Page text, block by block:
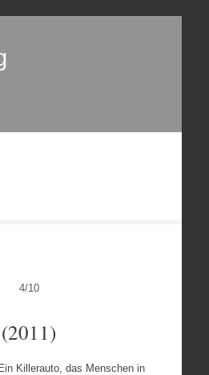
4/10
Killerauto, das Menschen in